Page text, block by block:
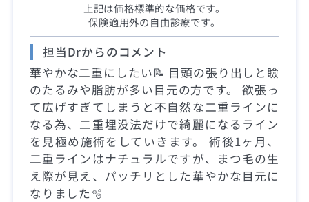
上記は価格標準的な価格です。
保険適用外の自由診療です。
担当Drからのコメント
華やかな二重にしたい📝 目頭の張り出しと瞼
のたるみや脂肪が多い目元の方です。 欲張っ
て広げすぎてしまうと不自然な二重ラインに
なる為、二重埋没法だけで綺麗になるライン
を見極め施術をしていきます。 術後1ヶ月、
二重ラインはナチュラルですが、まつ毛の生
え際が見え、パッチリとした華やかな目元に
なりました🫧